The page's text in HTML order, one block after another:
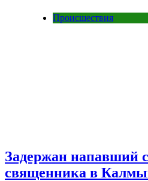
Происшествия
Задержан напавший
священника в